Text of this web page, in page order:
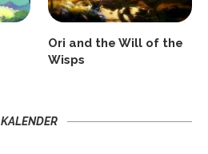
Ori and the Will of the
Wisps
KALENDER